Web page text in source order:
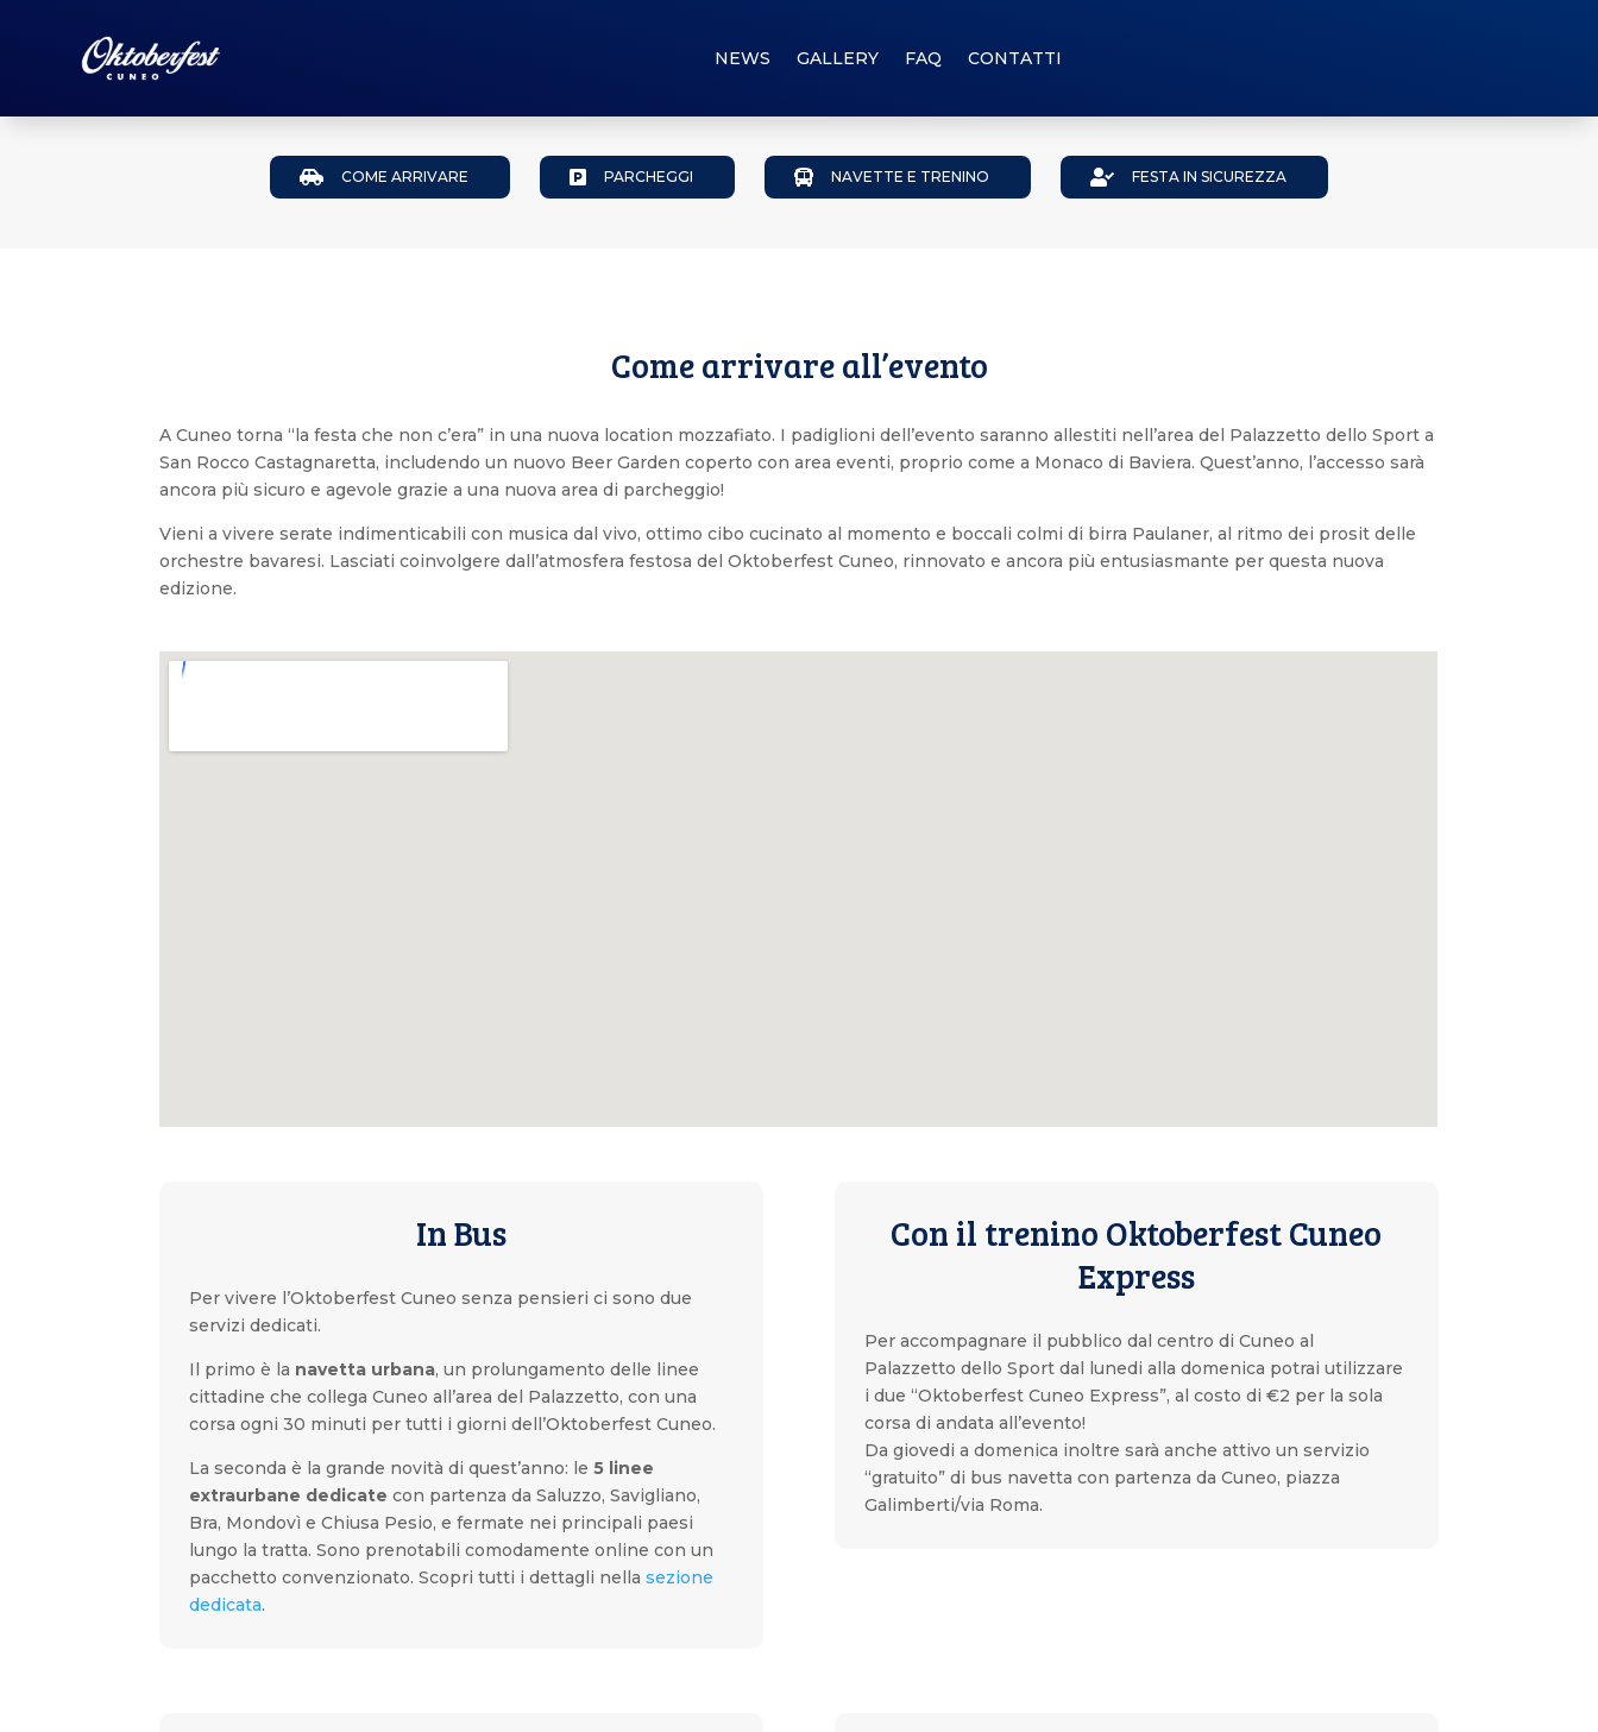
NEWS GALLERY FAQ CONTATTI
 COME ARRIVARE  PARCHEGGI  NAVETTE E TRENINO  FESTA IN SICUREZZA
Come arrivare all’evento
A Cuneo torna “la festa che non c’era” in una nuova location mozzafiato. I padiglioni dell’evento saranno allestiti nell’area del Palazzetto dello Sport a
San Rocco Castagnaretta, includendo un nuovo Beer Garden coperto con area eventi, proprio come a Monaco di Baviera. Quest’anno, l’accesso sarà
ancora più sicuro e agevole grazie a una nuova area di parcheggio!
Vieni a vivere serate indimenticabili con musica dal vivo, ottimo cibo cucinato al momento e boccali colmi di birra Paulaner, al ritmo dei prosit delle
orchestre bavaresi. Lasciati coinvolgere dall’atmosfera festosa del Oktoberfest Cuneo, rinnovato e ancora più entusiasmante per questa nuova
edizione.
In Bus
Per vivere l’Oktoberfest Cuneo senza pensieri ci sono due
servizi dedicati.
Il primo è la navetta urbana, un prolungamento delle linee
cittadine che collega Cuneo all’area del Palazzetto, con una
corsa ogni 30 minuti per tutti i giorni dell’Oktoberfest Cuneo.
La seconda è la grande novità di quest’anno: le5 linee
extraurbane dedicate con partenza da Saluzzo, Savigliano,
Bra, Mondovì e Chiusa Pesio, e fermate nei principali paesi
lungo la tratta. Sono prenotabili comodamente online con un
pacchetto convenzionato. Scopri tutti i dettagli nellasezione
dedicata.
Con il trenino Oktoberfest Cuneo
Express
Per accompagnare il pubblico dal centro di Cuneo al
Palazzetto dello Sport dal lunedi alla domenica potrai utilizzare
i due “Oktoberfest Cuneo Express”, al costo di €2 per la sola
corsa di andata all’evento!
Da giovedi a domenica inoltre sarà anche attivo un servizio
“gratuito” di bus navetta con partenza da Cuneo, piazza
Galimberti/via Roma.